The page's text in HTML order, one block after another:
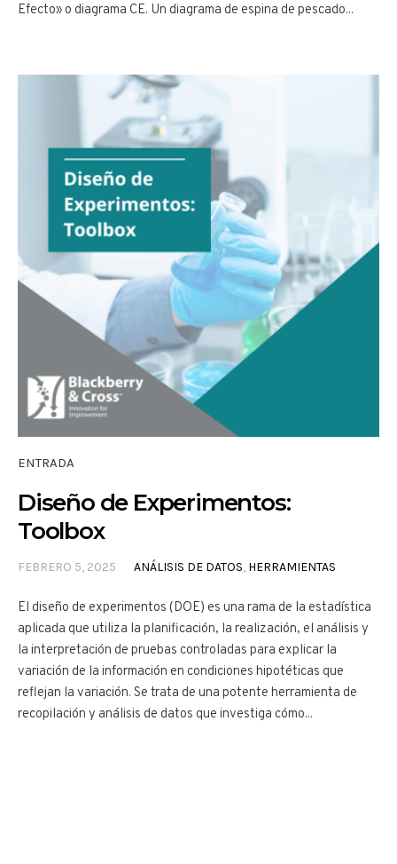
Efecto» o diagrama CE. Un diagrama de espina de pescado...
ENTRADA
Diseño de Experimentos:
Toolbox
FEBRERO 5, 2025 ANÁLISIS DE DATOS, HERRAMIENTAS
El diseño de experimentos (DOE) es una rama de la estadística
aplicada que utiliza la planificación, la realización, el análisis y
la interpretación de pruebas controladas para explicar la
variación de la información en condiciones hipotéticas que
reflejan la variación. Se trata de una potente herramienta de
recopilación y análisis de datos que investiga cómo...